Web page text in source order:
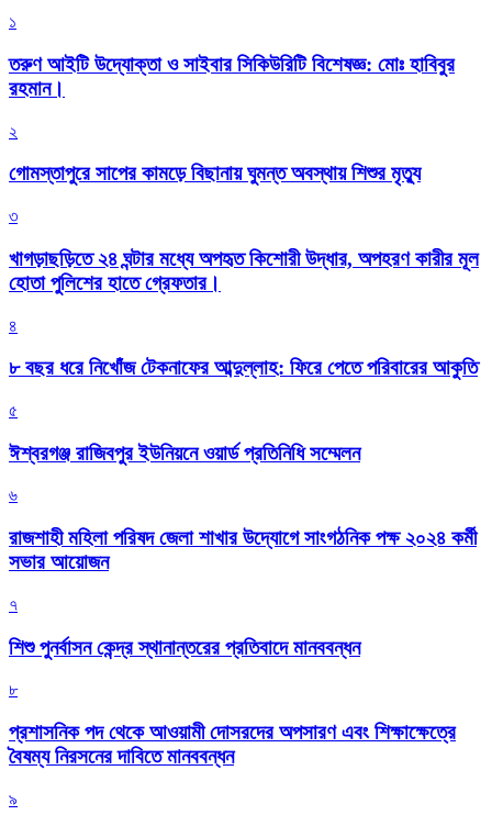
১
তরুণ আইটি উদ্যোক্তা ও সাইবার সিকিউরিটি বিশেষজ্ঞ: মোঃ হাবিবুর
রহমান।
২
গোমস্তাপুরে সাপের কামড়ে বিছানায় ঘুমন্ত অবস্থায় শিশুর মৃত্যু
৩
খাগড়াছড়িতে ২৪ ঘন্টার মধ্যে অপহৃত কিশোরী উদ্ধার, অপহরণ কারীর মূল
হোতা পুলিশের হাতে গ্রেফতার।
৪
৮ বছর ধরে নিখোঁজ টেকনাফের আব্দুল্লাহ: ফিরে পেতে পরিবারের আকুতি
৫
ঈশ্বরগঞ্জ রাজিবপুর ইউনিয়নে ওয়ার্ড প্রতিনিধি সম্মেলন
৬
রাজশাহী মহিলা পরিষদ জেলা শাখার উদ্যোগে সাংগঠনিক পক্ষ ২০২৪ কর্মী
সভার আয়োজন
৭
শিশু পুনর্বাসন কেন্দ্র স্থানান্তরের প্রতিবাদে মানববন্ধন
৮
প্রশাসনিক পদ থেকে আওয়ামী দোসরদের অপসারণ এবং শিক্ষাক্ষেত্রে
বৈষম্য নিরসনের দাবিতে মানববন্ধন
৯